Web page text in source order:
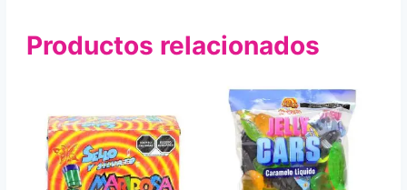
Productos relacionados